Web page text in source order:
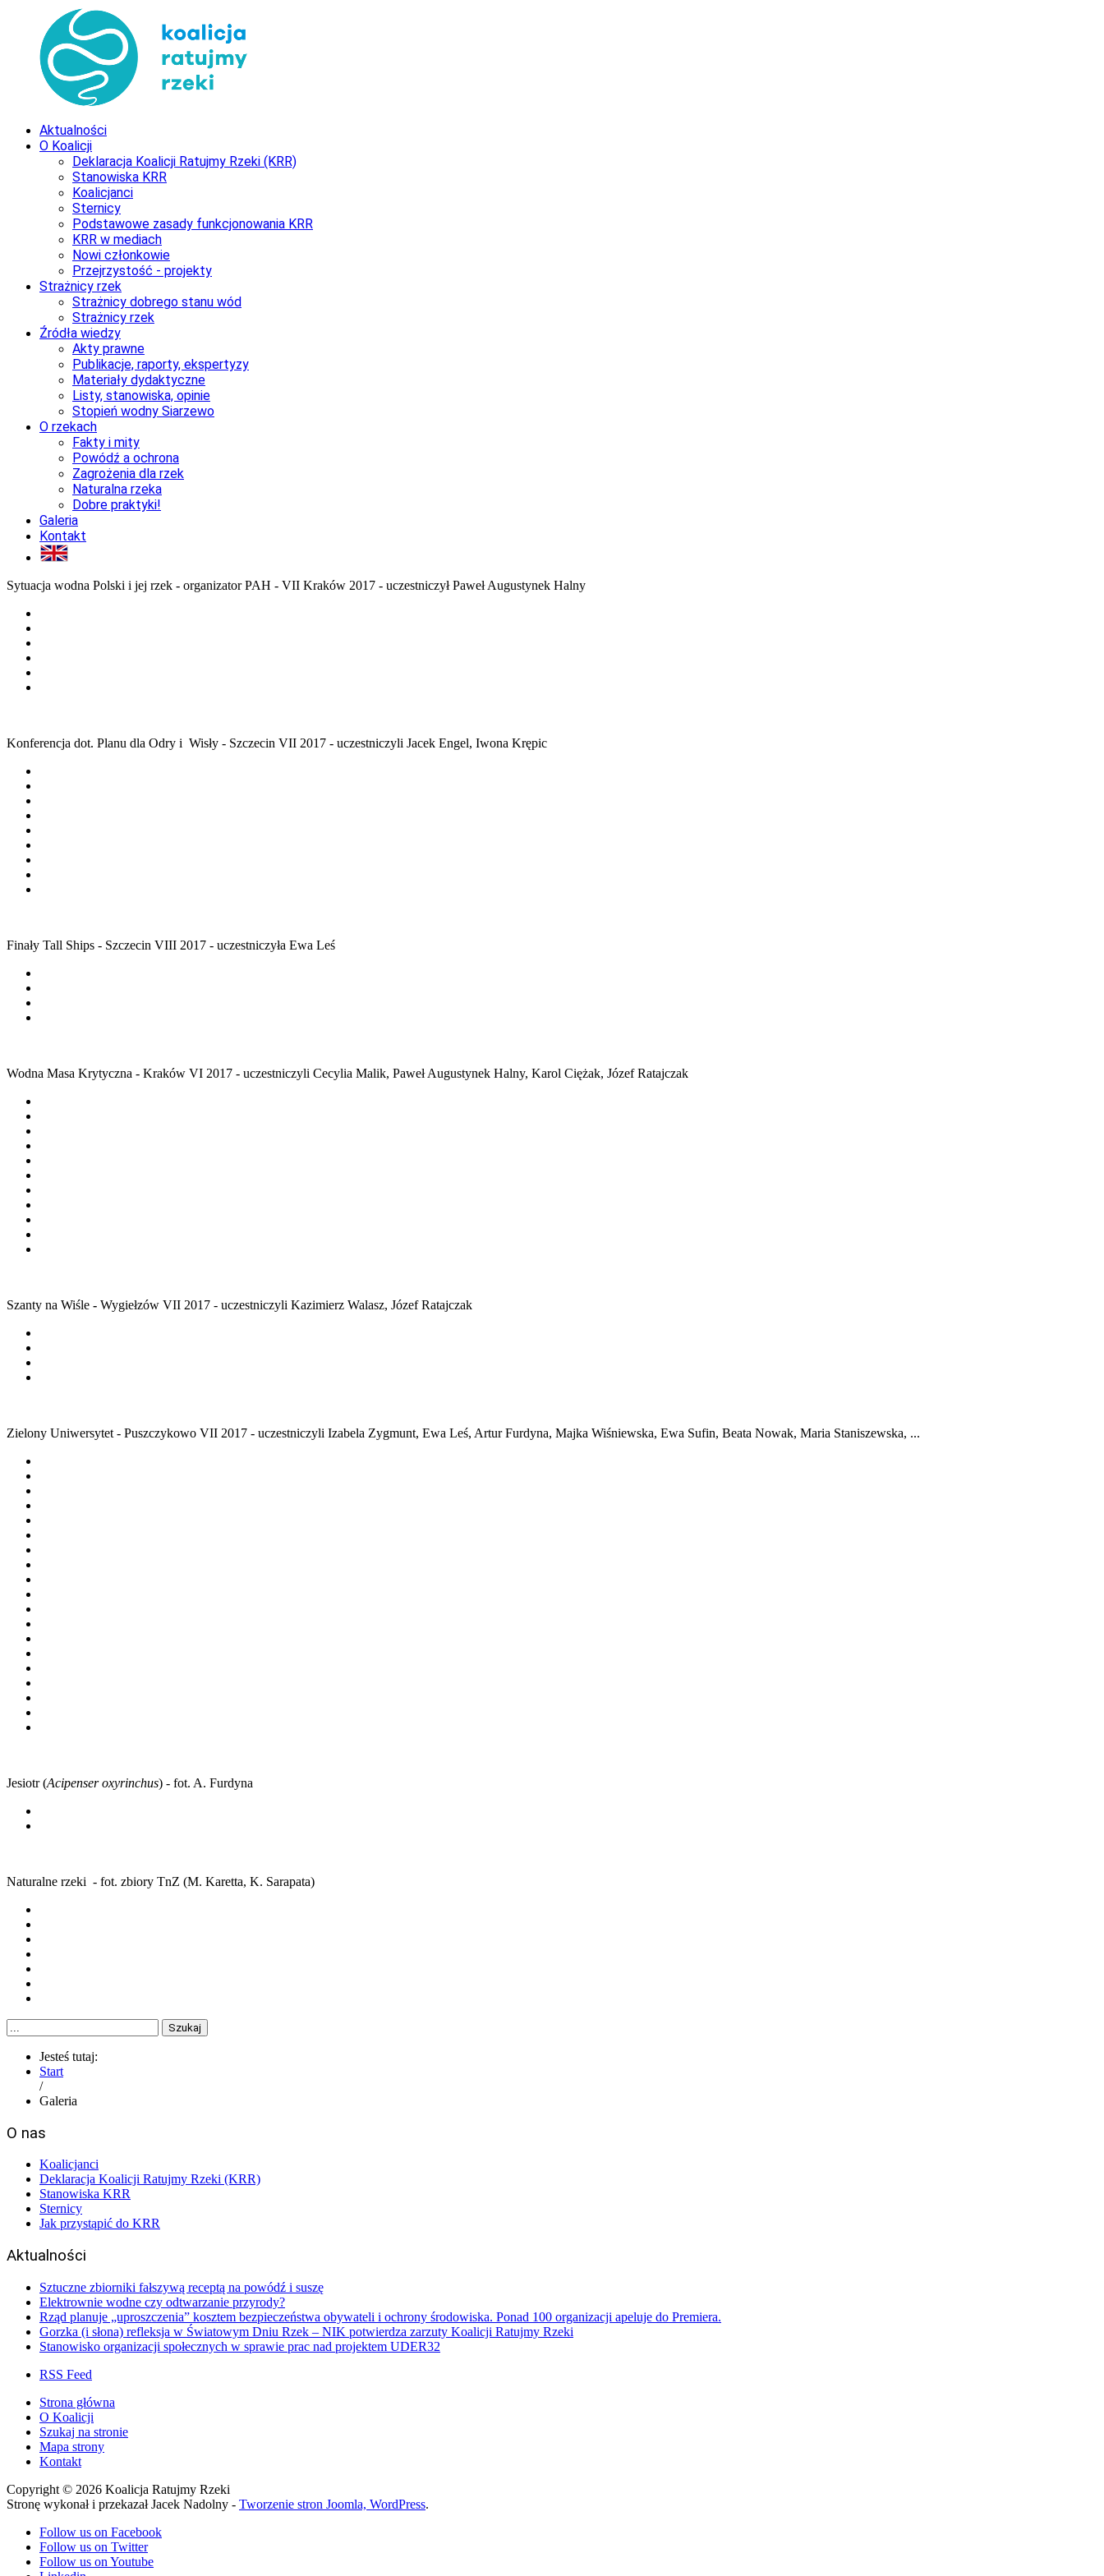
Aktualności
O Koalicji
Deklaracja Koalicji Ratujmy Rzeki (KRR)
Stanowiska KRR
Koalicjanci
Sternicy
Podstawowe zasady funkcjonowania KRR
KRR w mediach
Nowi członkowie
Przejrzystość - projekty
Strażnicy rzek
Strażnicy dobrego stanu wód
Strażnicy rzek
Źródła wiedzy
Akty prawne
Publikacje, raporty, ekspertyzy
Materiały dydaktyczne
Listy, stanowiska, opinie
Stopień wodny Siarzewo
O rzekach
Fakty i mity
Powódź a ochrona
Zagrożenia dla rzek
Naturalna rzeka
Dobre praktyki!
Galeria
Kontakt
Sytuacja wodna Polski i jej rzek - organizator PAH - VII Kraków 2017 - uczestniczył Paweł Augustynek Halny
Konferencja dot. Planu dla Odry i Wisły - Szczecin VII 2017 - uczestniczyli Jacek Engel, Iwona Krępic
Finały Tall Ships - Szczecin VIII 2017 - uczestniczyła Ewa Leś
Wodna Masa Krytyczna - Kraków VI 2017 - uczestniczyli Cecylia Malik, Paweł Augustynek Halny, Karol Ciężak, Józef Ratajczak
Szanty na Wiśle - Wygiełzów VII 2017 - uczestniczyli Kazimierz Walasz, Józef Ratajczak
Zielony Uniwersytet - Puszczykowo VII 2017 - uczestniczyli Izabela Zygmunt, Ewa Leś, Artur Furdyna, Majka Wiśniewska, Ewa Sufin, Beata Nowak, Maria Staniszewska, ...
Jesiotr (Acipenser oxyrinchus) - fot. A. Furdyna
Naturalne rzeki - fot. zbiory TnZ (M. Karetta, K. Sarapata)
Szukaj
Jesteś tutaj:
Start
/
Galeria
O nas
Koalicjanci
Deklaracja Koalicji Ratujmy Rzeki (KRR)
Stanowiska KRR
Sternicy
Jak przystąpić do KRR
Aktualności
Sztuczne zbiorniki fałszywą receptą na powódź i suszę
Elektrownie wodne czy odtwarzanie przyrody?
Rząd planuje „uproszczenia” kosztem bezpieczeństwa obywateli i ochrony środowiska. Ponad 100 organizacji apeluje do Premiera.
Gorzka (i słona) refleksja w Światowym Dniu Rzek – NIK potwierdza zarzuty Koalicji Ratujmy Rzeki
Stanowisko organizacji społecznych w sprawie prac nad projektem UDER32
RSS Feed
Strona główna
O Koalicji
Szukaj na stronie
Mapa strony
Kontakt
Copyright © 2026 Koalicja Ratujmy Rzeki
Stronę wykonał i przekazał Jacek Nadolny - Tworzenie stron Joomla, WordPress.
Follow us on Facebook
Follow us on Twitter
Follow us on Youtube